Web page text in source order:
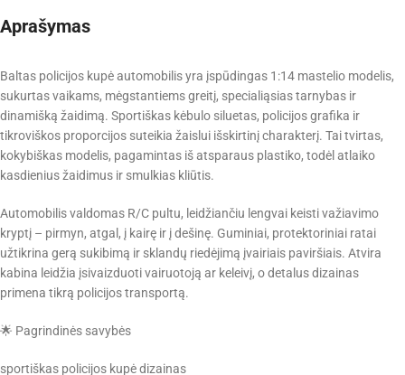
Aprašymas
Baltas policijos kupė automobilis yra įspūdingas 1:14 mastelio modelis,
sukurtas vaikams, mėgstantiems greitį, specialiąsias tarnybas ir
dinamišką žaidimą. Sportiškas kėbulo siluetas, policijos grafika ir
tikroviškos proporcijos suteikia žaislui išskirtinį charakterį. Tai tvirtas,
kokybiškas modelis, pagamintas iš atsparaus plastiko, todėl atlaiko
kasdienius žaidimus ir smulkias kliūtis.
Automobilis valdomas R/C pultu, leidžiančiu lengvai keisti važiavimo
kryptį – pirmyn, atgal, į kairę ir į dešinę. Guminiai, protektoriniai ratai
užtikrina gerą sukibimą ir sklandų riedėjimą įvairiais paviršiais. Atvira
kabina leidžia įsivaizduoti vairuotoją ar keleivį, o detalus dizainas
primena tikrą policijos transportą.
🌟 Pagrindinės savybės
sportiškas policijos kupė dizainas